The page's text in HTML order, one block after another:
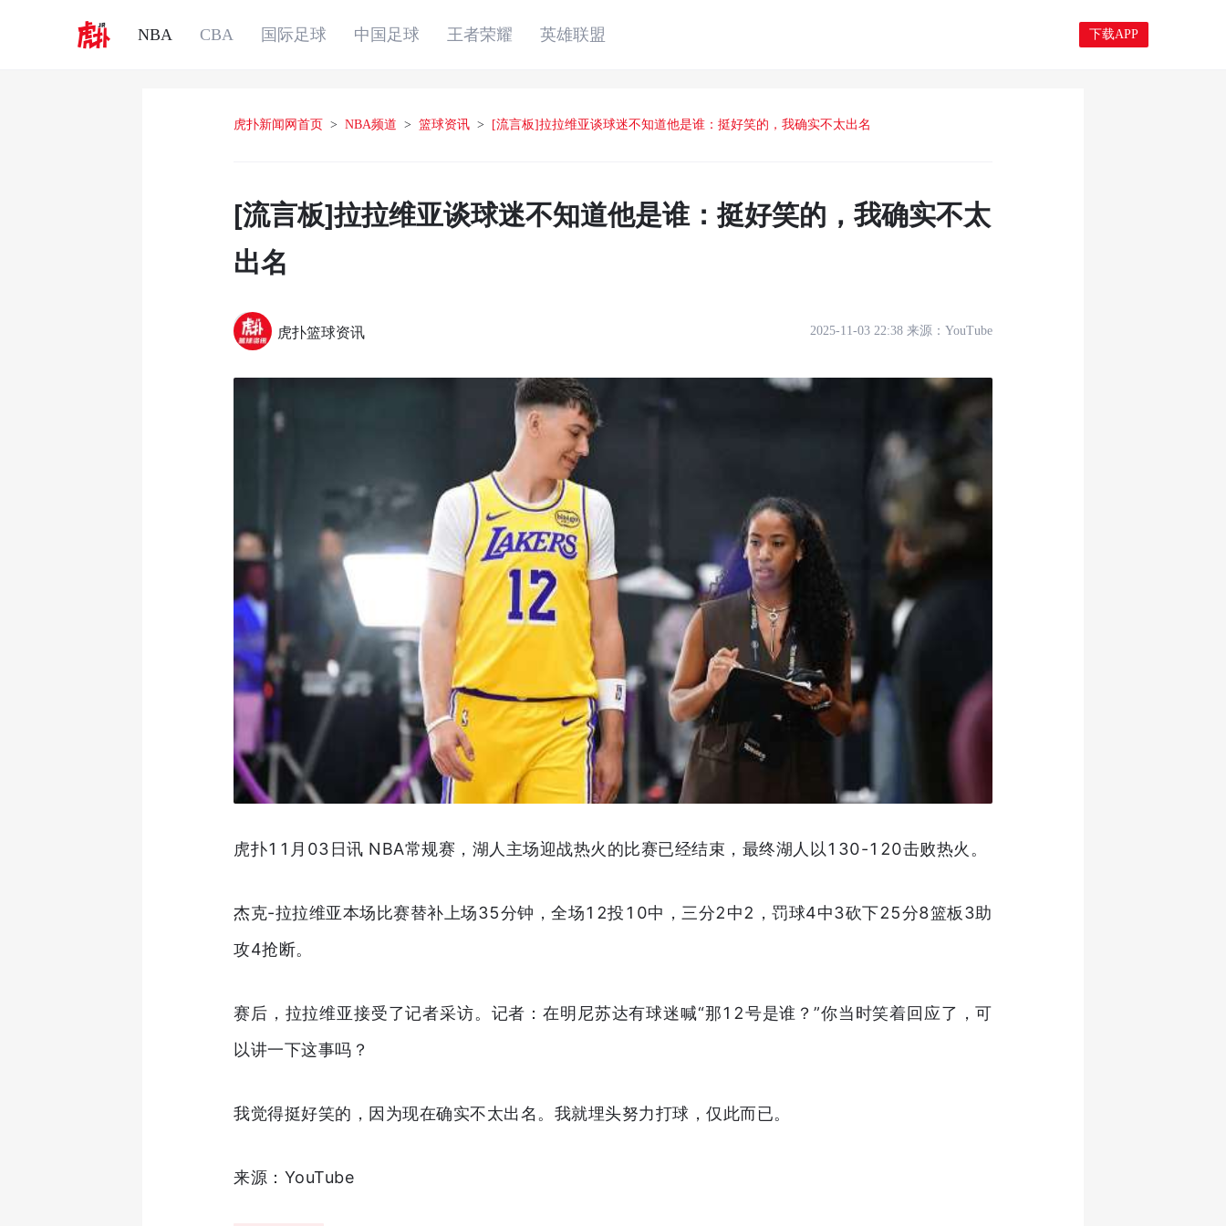
NBA CBA 国际足球 中国足球 王者荣耀 英雄联盟 下载APP
虎扑新闻网首页 > NBA频道 > 篮球资讯 > [流言板]拉拉维亚谈球迷不知道他是谁：挺好笑的，我确实不太出名
[流言板]拉拉维亚谈球迷不知道他是谁：挺好笑的，我确实不太
出名
虎扑篮球资讯 2025-11-03 22:38 来源： YouTube
虎扑11月03日讯 NBA常规赛，湖人主场迎战热火的比赛已经结束，最终湖人以130-120击败热火。
杰克-拉拉维亚本场比赛替补上场35分钟，全场12投10中，三分2中2，罚球4中3砍下25分8篮板3助
攻4抢断。
赛后，拉拉维亚接受了记者采访。记者：在明尼苏达有球迷喊“那12号是谁？”你当时笑着回应了，可
以讲一下这事吗？
我觉得挺好笑的，因为现在确实不太出名。我就埋头努力打球，仅此而已。
来源：YouTube